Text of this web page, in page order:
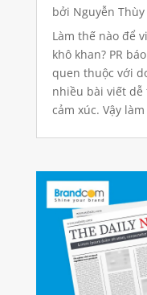
bởi Nguyễn
cáo, Quảng cáo
giấy
Làm thế nào để
khô khan? PR
quen thuộc với
nhiều bài viết
cảm xúc. Vậy